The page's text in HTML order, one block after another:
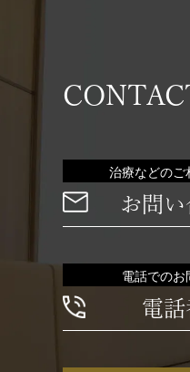
治療などのご
お問
電話でのお
電話